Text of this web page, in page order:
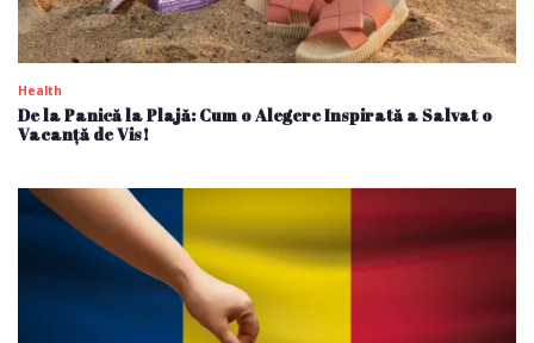
Health
De la Panică la Plajă: Cum o Alegere Inspirată a Salvat o
Vacanță de Vis!